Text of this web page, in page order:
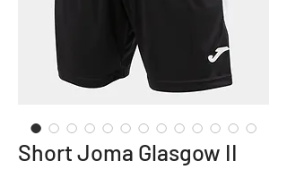
Short Joma Glasgow II